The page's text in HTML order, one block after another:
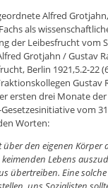
Alfred
als
der Leibesfrucht vom
Grotjahn / Gustav
Berlin 1921,5.2-22
Gustav
ersten drei Monate
vom
Worten:
den eigenen Körper
Lebens
übertreiben. Eine